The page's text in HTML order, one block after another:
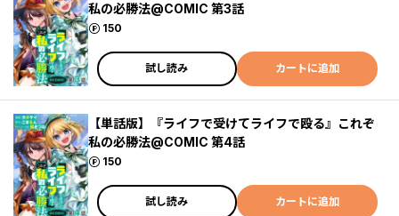
私の必勝法@COMIC 第3話
150
ポイント
試し読み カートに追加
【単話版】『ライフで受けてライフで殴る』これぞ
私の必勝法@COMIC 第4話
150
ポイント
試し読み カートに追加